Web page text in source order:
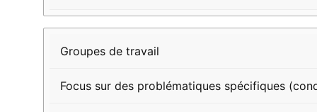
Groupes de travail
Focus sur des problématiques spécifiques